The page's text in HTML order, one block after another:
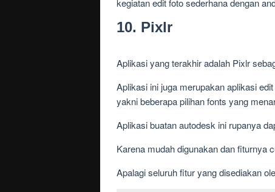
kegiatan edit foto sederhana dengan
10. Pixlr
Aplikasi yang terakhir adalah Pixlr
Aplikasi ini juga merupakan aplikasi
yakni beberapa pilihan fonts yang
Aplikasi buatan autodesk ini rupanya
Karena mudah digunakan dan fiturnya
Apalagi seluruh fitur yang disediakan